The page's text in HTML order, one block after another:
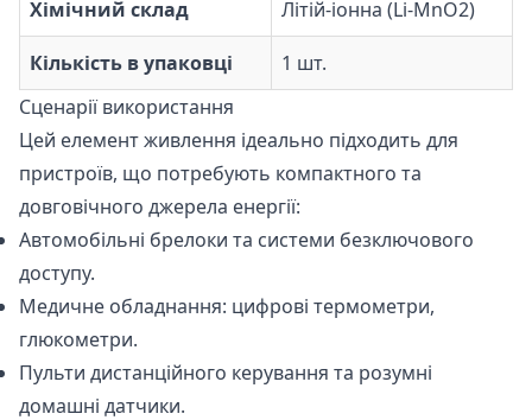
Хімічний склад Літій-іонна (Li-MnO2)
Кількість в упаковці
1 шт.
Сценарії використання
Цей елемент живлення ідеально підходить для
пристроїв, що потребують компактного та
довговічного джерела енергії:
Автомобільні брелоки та системи безключового
доступу.
Медичне обладнання: цифрові термометри,
глюкометри.
Пульти дистанційного керування та розумні
домашні датчики.